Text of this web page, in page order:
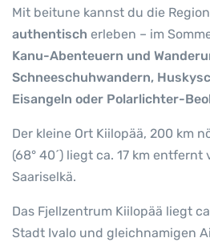
Mit beitune kannst du die Region
authentisch erleben – im
Kanu-Abenteuern und
Schneeschuhwandern,
Eisangeln oder Polarlichter-
Der kleine Ort Kiilopää, 200 km
(68° 40´) liegt ca. 17 km entfernt
Saariselkä.
Das Fjellzentrum Kiilopää liegt
Stadt Ivalo und gleichnamigen